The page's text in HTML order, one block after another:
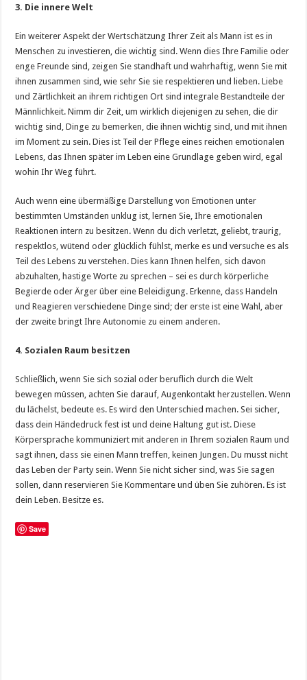
3. Die innere Welt
Ein weiterer Aspekt der Wertschätzung Ihrer Zeit als Mann ist es in
Menschen zu investieren, die wichtig sind. Wenn dies Ihre Familie oder
enge Freunde sind, zeigen Sie standhaft und wahrhaftig, wenn Sie mit
ihnen zusammen sind, wie sehr Sie sie respektieren und lieben. Liebe
und Zärtlichkeit an ihrem richtigen Ort sind integrale Bestandteile der
Männlichkeit. Nimm dir Zeit, um wirklich diejenigen zu sehen, die dir
wichtig sind, Dinge zu bemerken, die ihnen wichtig sind, und mit ihnen
im Moment zu sein. Dies ist Teil der Pflege eines reichen emotionalen
Lebens, das Ihnen später im Leben eine Grundlage geben wird, egal
wohin Ihr Weg führt.
Auch wenn eine übermäßige Darstellung von Emotionen unter
bestimmten Umständen unklug ist, lernen Sie, Ihre emotionalen
Reaktionen intern zu besitzen. Wenn du dich verletzt, geliebt, traurig,
respektlos, wütend oder glücklich fühlst, merke es und versuche es als
Teil des Lebens zu verstehen. Dies kann Ihnen helfen, sich davon
abzuhalten, hastige Worte zu sprechen – sei es durch körperliche
Begierde oder Ärger über eine Beleidigung. Erkenne, dass Handeln
und Reagieren verschiedene Dinge sind; der erste ist eine Wahl, aber
der zweite bringt Ihre Autonomie zu einem anderen.
4. Sozialen Raum besitzen
Schließlich, wenn Sie sich sozial oder beruflich durch die Welt
bewegen müssen, achten Sie darauf, Augenkontakt herzustellen. Wenn
du lächelst, bedeute es. Es wird den Unterschied machen. Sei sicher,
dass dein Händedruck fest ist und deine Haltung gut ist. Diese
Körpersprache kommuniziert mit anderen in Ihrem sozialen Raum und
sagt ihnen, dass sie einen Mann treffen, keinen Jungen. Du musst nicht
das Leben der Party sein. Wenn Sie nicht sicher sind, was Sie sagen
sollen, dann reservieren Sie Kommentare und üben Sie zuhören. Es ist
dein Leben. Besitze es.
Save